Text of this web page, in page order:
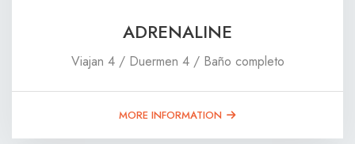
ADRENALINE
Viajan 4 / Duermen 4 / Baño completo
MORE INFORMATION